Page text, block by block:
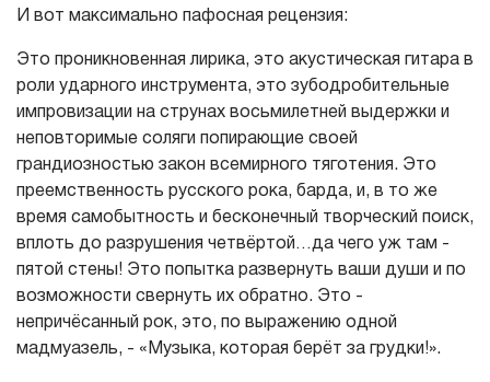
И вот максимально пафосная рецензия:
Это проникновенная лирика, это акустическая гитара в
роли ударного инструмента, это зубодробительные
импровизации на струнах восьмилетней выдержки и
неповторимые соляги попирающие своей
грандиозностью закон всемирного тяготения. Это
преемственность русского рока, барда, и, в то же
время самобытность и бесконечный творческий поиск,
вплоть до разрушения четвёртой…да чего уж там -
пятой стены! Это попытка развернуть ваши души и по
возможности свернуть их обратно. Это -
непричёсанный рок, это, по выражению одной
мадмуазель, - «Музыка, которая берёт за грудки!».